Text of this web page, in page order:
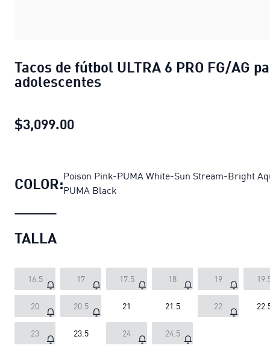
Tacos de fútbol ULTRA 6 PRO FG/AG
adolescentes
$3,099.00
COLOR:Poison Pink-PUMA White-Sun Stream-Bright
PUMA Black
TALLA
16.5 17 17.5 18 19
20 20.5 21 21.5 22
23 23.5 24 24.5